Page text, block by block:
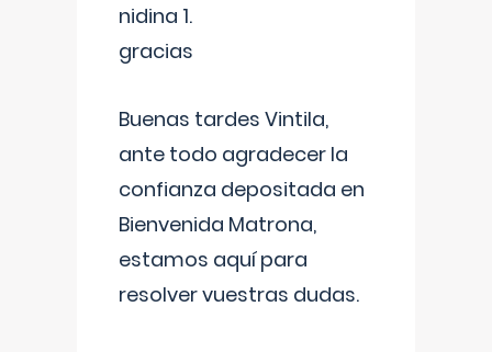
nidina 1.
gracias
Buenas tardes Vintila,
ante todo agradecer la
confianza depositada en
Bienvenida Matrona,
estamos aquí para
resolver vuestras dudas.